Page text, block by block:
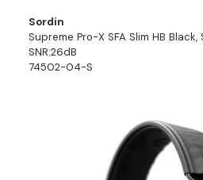
Sordin
Supreme Pro-X SFA Slim HB Black,
SNR:26dB
74502-04-S